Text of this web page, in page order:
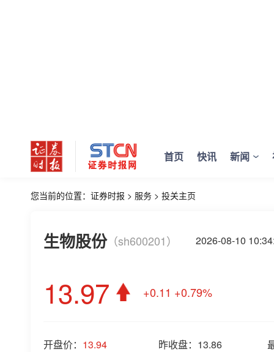
首页 快讯 新闻
您当前的位置： 证券时报 > 服务 > 投关主页
生物股份（sh600201） 2026-08-10
13.97 +0.11 +0.79%
开盘价： 13.94 昨收盘： 13.86